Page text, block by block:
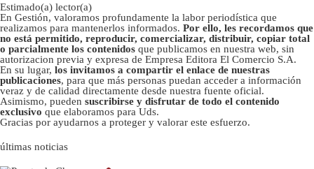
Estimado(a) lector(a)
En Gestión, valoramos profundamente la labor periodística que
realizamos para mantenerlos informados. Por ello, les recordamos que
no está permitido, reproducir, comercializar, distribuir, copiar total
o parcialmente los contenidos que publicamos en nuestra web, sin
autorizacion previa y expresa de Empresa Editora El Comercio S.A.
En su lugar, los invitamos a compartir el enlace de nuestras
publicaciones, para que más personas puedan acceder a información
veraz y de calidad directamente desde nuestra fuente oficial.
Asimismo, pueden suscribirse y disfrutar de todo el contenido
exclusivo que elaboramos para Uds.
Gracias por ayudarnos a proteger y valorar este esfuerzo.
últimas noticias